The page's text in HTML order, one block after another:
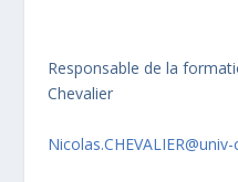
Responsable de la
Chevalier